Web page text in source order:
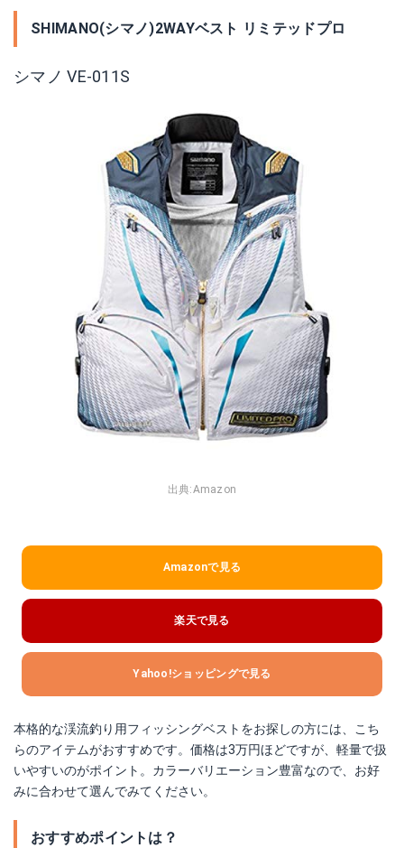
SHIMANO(シマノ)2WAYベスト リミテッドプロ
シマノ VE-011S
出典:Amazon
Amazonで見る
楽天で見る
Yahoo!ショッピングで見る
本格的な渓流釣り用フィッシングベストをお探しの方には、こち
らのアイテムがおすすめです。価格は3万円ほどですが、軽量で扱
いやすいのがポイント。カラーバリエーション豊富なので、お好
みに合わせて選んでみてください。
おすすめポイントは？